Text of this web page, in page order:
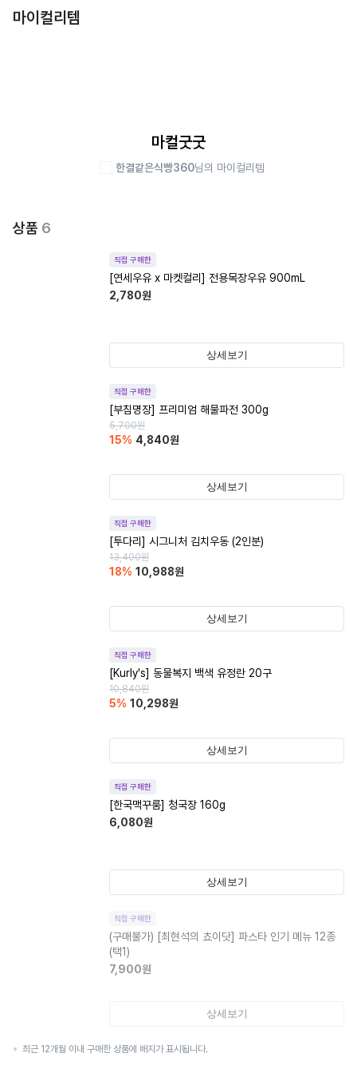
마이컬리템
마컬굿굿
한결같은식빵360님의 마이컬리템
상품 6
직접 구매한
[연세우유 x 마켓컬리] 전용목장우유 900mL
2,780원
상세보기
직접 구매한
[부침명장] 프리미엄 해물파전 300g
5,700원
15% 4,840원
상세보기
직접 구매한
[투다리] 시그니처 김치우동 (2인분)
13,400원
18% 10,988원
상세보기
직접 구매한
[Kurly's] 동물복지 백색 유정란 20구
10,840원
5% 10,298원
상세보기
직접 구매한
[한국맥꾸룸] 청국장 160g
6,080원
상세보기
직접 구매한
(구매불가) [최현석의 쵸이닷] 파스타 인기 메뉴 12종
(택1)
7,900원
상세보기
최근 12개월 이내 구매한 상품에 배지가 표시됩니다.